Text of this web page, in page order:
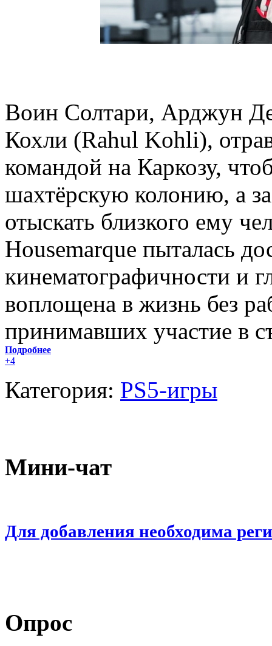
Воин Солтари, Арджун
Кохли (Rahul Kohli),
командой на Каркозу,
шахтёрскую колонию, а
отыскать близкого ему
Housemarque пыталась
кинематографичности и
воплощена в жизнь без
принимавших участие в
Подробнее
+4
Категория: PS5-игры
Мини-чат
Для добавления необходима
Опрос